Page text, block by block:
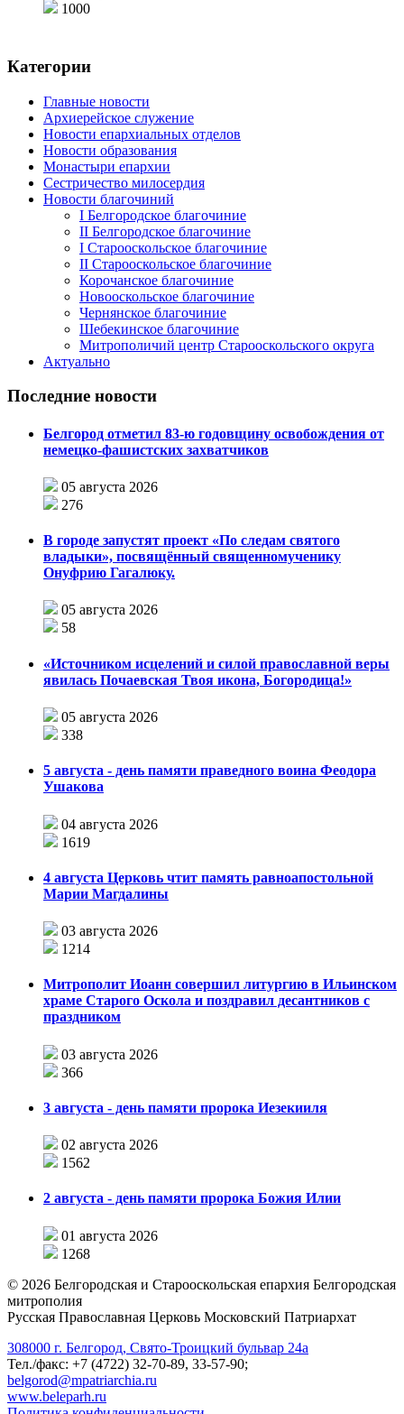
1000
Категории
Главные новости
Архиерейское служение
Новости епархиальных отделов
Новости образования
Монастыри епархии
Сестричество милосердия
Новости благочиний
I Белгородское благочиние
II Белгородское благочиние
I Старооскольское благочиние
II Старооскольское благочиние
Корочанское благочиние
Новооскольское благочиние
Чернянское благочиние
Шебекинское благочиние
Митрополичий центр Старооскольского округа
Актуально
Последние новости
Белгород отметил 83-ю годовщину освобождения от
немецко-фашистских захватчиков
05 августа 2026
276
В городе запустят проект «По следам святого
владыки», посвящённый священномученику
Онуфрию Гагалюку.
05 августа 2026
58
«Источником исцелений и силой православной веры
явилась Почаевская Твоя икона, Богородица!»
05 августа 2026
338
5 августа - день памяти праведного воина Феодора
Ушакова
04 августа 2026
1619
4 августа Церковь чтит память равноапостольной
Марии Магдалины
03 августа 2026
1214
Митрополит Иоанн совершил литургию в Ильинском
храме Старого Оскола и поздравил десантников с
праздником
03 августа 2026
366
3 августа - день памяти пророка Иезекииля
02 августа 2026
1562
2 августа - день памяти пророка Божия Илии
01 августа 2026
1268
© 2026 Белгородская и Старооскольская епархия Белгородская
митрополия
Русская Православная Церковь Московский Патриархат
308000 г. Белгород, Свято-Троицкий бульвар 24а
Тел./факс: +7 (4722) 32-70-89, 33-57-90;
belgorod@mpatriarchia.ru
www.beleparh.ru